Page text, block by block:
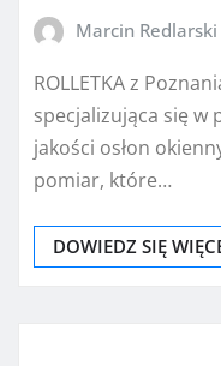
Marcin Redlarski
ROLLETKA z
specjalizująca się w
jakości osłon
pomiar, które…
DOWIEDZ SIĘ